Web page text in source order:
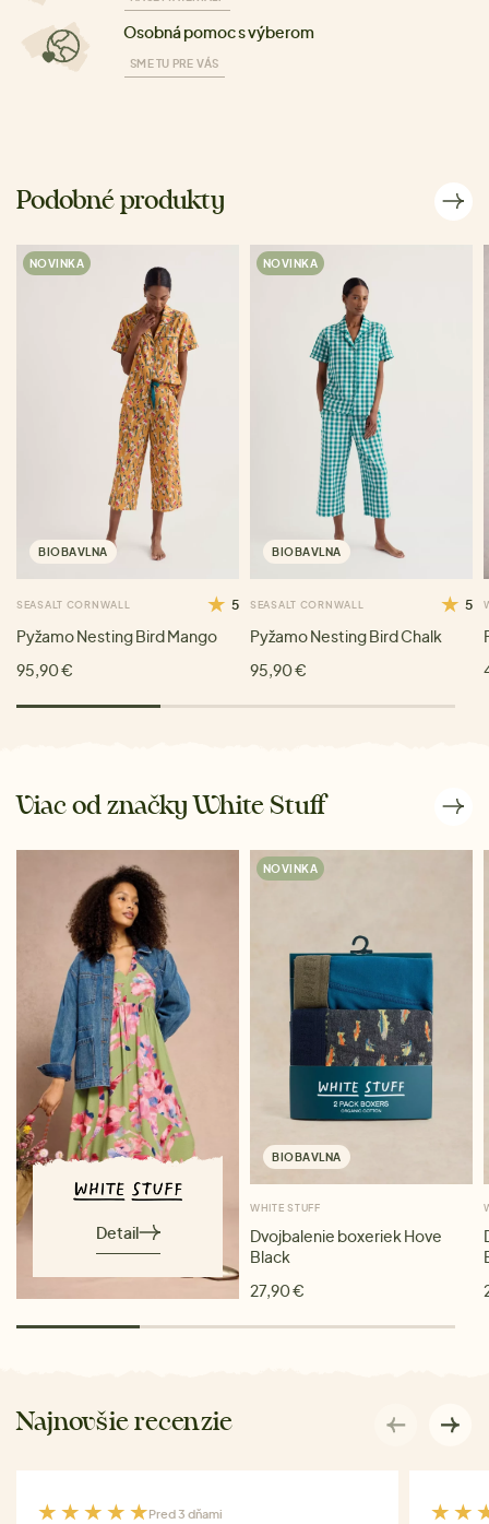
Osobná pomoc s výberom
SME TU PRE VÁS
Podobné produkty
NOVINKA
BIOBAVLNA
SEASALT CORNWALL 5
Pyžamo Nesting Bird Mango
95,90 €
NOVINKA
BIOBAVLNA
SEASALT CORNWALL 5
Pyžamo Nesting Bird Chalk
95,90 €
Viac od značky White Stuff
Detail
NOVINKA
BIOBAVLNA
WHITE STUFF
Dvojbalenie boxeriek Hove
Black
27,90 €
Najnovšie recenzie
Pred 3 dňami